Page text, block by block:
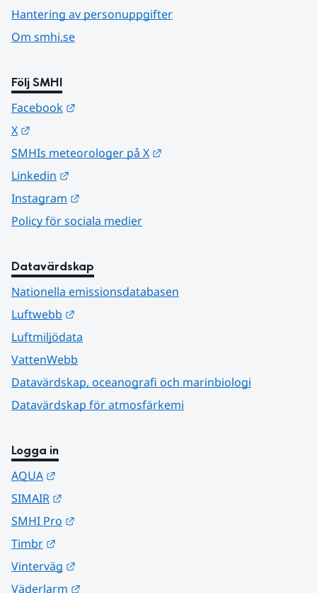
Hantering av personuppgifter
Om smhi.se
Följ SMHI
Facebook
X
SMHIs meteorologer på X
Linkedin
Instagram
Policy för sociala medier
Datavärdskap
Nationella emissionsdatabasen
Luftwebb
Luftmiljödata
VattenWebb
Datavärdskap, oceanografi och marinbiologi
Datavärdskap för atmosfärkemi
Logga in
AQUA
SIMAIR
SMHI Pro
Timbr
Vinterväg
Väderlarm